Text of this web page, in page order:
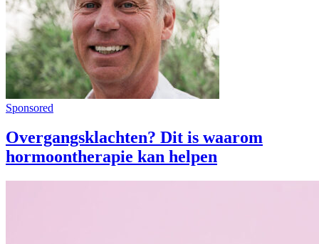
Sponsored
Overgangsklachten? Dit is waarom
hormoontherapie kan helpen